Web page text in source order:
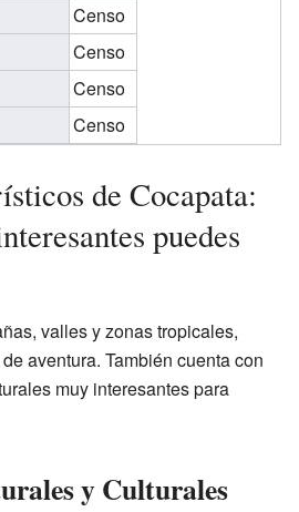
Censo
Censo
Censo
Censo
de Cocapata:
puedes
valles y zonas tropicales,
aventura. También cuenta con
muy interesantes para
y Culturales